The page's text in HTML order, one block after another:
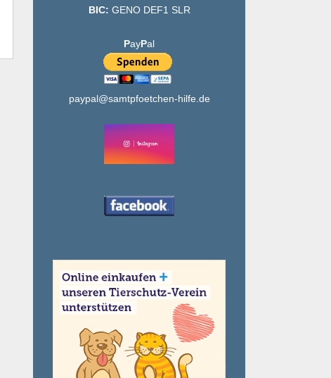
BIC: GENO DEF1 SLR
PayPal
paypal@samtpfoetchen-hilfe.de